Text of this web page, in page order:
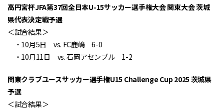
高円宮杯JFA第37回全日本U-15サッカー選手権大会 関東大会 茨城
県代表決定戦予選
＜試合結果＞
・10月5日 vs. FC鹿嶋 6-0
・10月11日 vs. 石岡アセンブル 1-2
関東クラブユースサッカー選手権U15 Challenge Cup 2025 茨城県
予選
＜試合結果＞